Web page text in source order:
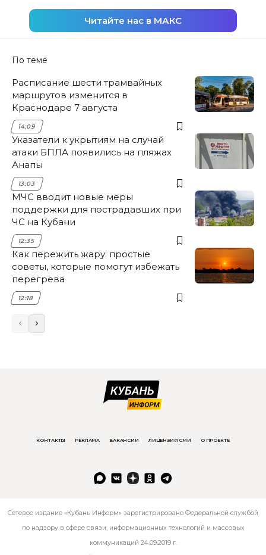
Читайте нас в МАКС
По теме
Расписание шести трамвайных
маршрутов изменится в
Краснодаре 7 августа
14:09
Указатели к укрытиям на случай
атаки БПЛА появились на пляжах
Анапы
13:03
МЧС вводит новые меры
поддержки для пострадавших при
ЧС на Кубани
12:35
Как пережить жару: простые
советы, которые помогут избежать
перегрева
12:18
КОНТАКТЫ РЕКЛАМА ВАКАНСИИ ЛИЦЕНЗИЯ СМИ О ПРОЕКТЕ
Сетевое издание «Кубань Информ» зарегистрировано Федеральной службой
по надзору в сфере связи, информационных технологий и массовых
коммуникаций 24.09.2019 г.